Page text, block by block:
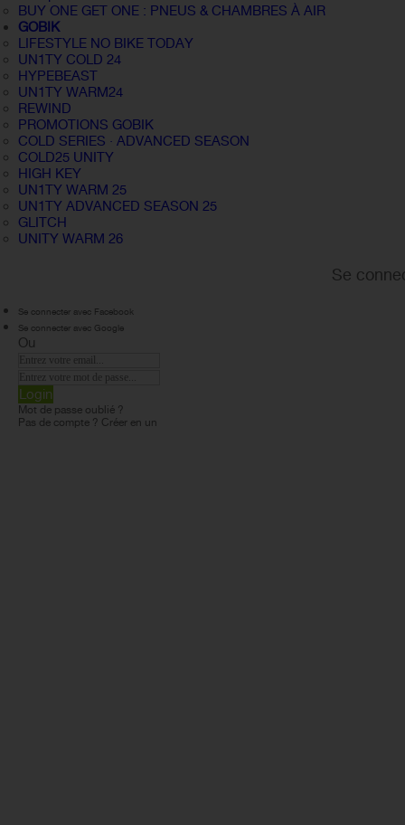
BUY ONE GET ONE : PNEUS & CHAMBRES À AIR
GOBIK
LIFESTYLE NO BIKE TODAY
UN1TY COLD 24
HYPEBEAST
UN1TY WARM24
REWIND
PROMOTIONS GOBIK
COLD SERIES · ADVANCED SEASON
COLD25 UNITY
HIGH KEY
UN1TY WARM 25
UN1TY ADVANCED SEASON 25
GLITCH
UNITY WARM 26
Se
Se connecter avec Facebook
Se connecter avec Google
Ou
Login
Mot de passe oublié ?
Pas de compte ? Créer en un